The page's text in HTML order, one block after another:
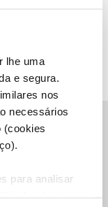
lhe uma
e segura.
nos
necessários
(cookies
para analisar
cabos estão a